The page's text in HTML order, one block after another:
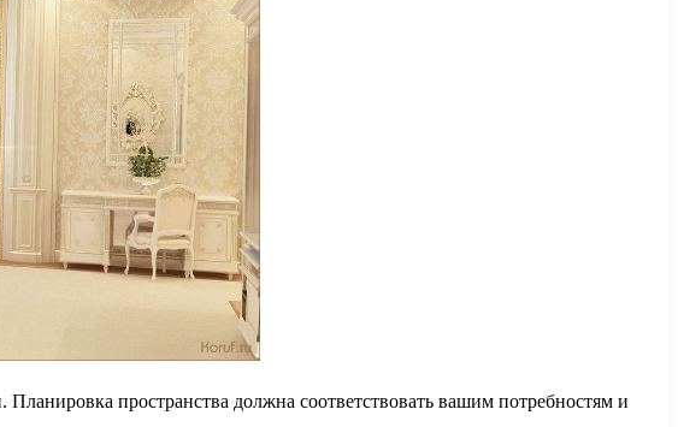
пространства должна соответствовать вашим потребностям и